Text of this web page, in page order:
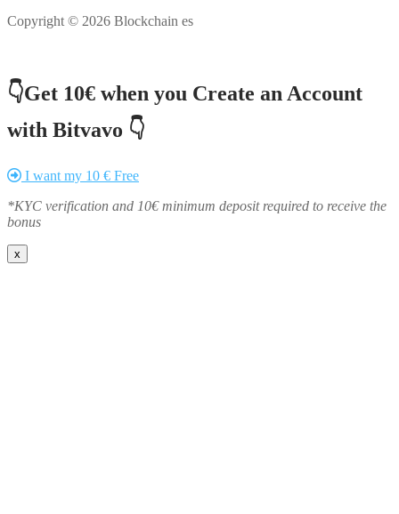
Copyright © 2026 Blockchain es
👇Get 10€ when you Create an Account
with Bitvavo 👇
I want my 10 € Free
*KYC verification and 10€ minimum deposit required to receive the
bonus
x